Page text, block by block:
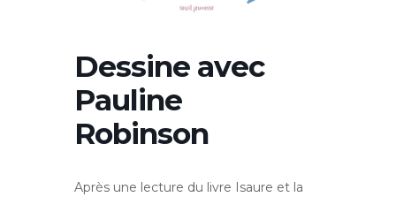
Dessine avec
Pauline
Robinson
Après une lecture du livre Isaure et la